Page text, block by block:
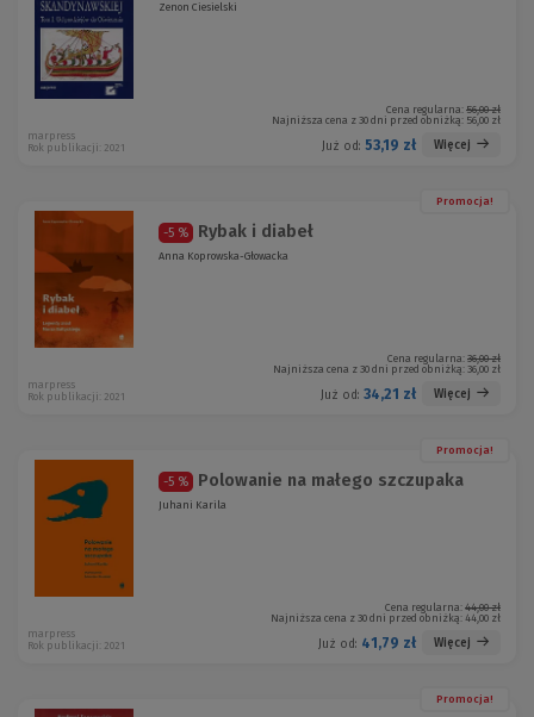
Zenon Ciesielski
Cena regularna: 56,00 zł
Najniższa cena z 30 dni przed obniżką: 56,00 zł
Już od: 53,19 zł Więcej
marpress
Rok publikacji: 2021
Promocja!
-5 % Rybak i diabeł
Anna Koprowska-Głowacka
Cena regularna: 36,00 zł
Najniższa cena z 30 dni przed obniżką: 36,00 zł
Już od: 34,21 zł Więcej
marpress
Rok publikacji: 2021
Promocja!
-5 % Polowanie na małego szczupaka
Juhani Karila
Cena regularna: 44,00 zł
Najniższa cena z 30 dni przed obniżką: 44,00 zł
Już od: 41,79 zł Więcej
marpress
Rok publikacji: 2021
Promocja!